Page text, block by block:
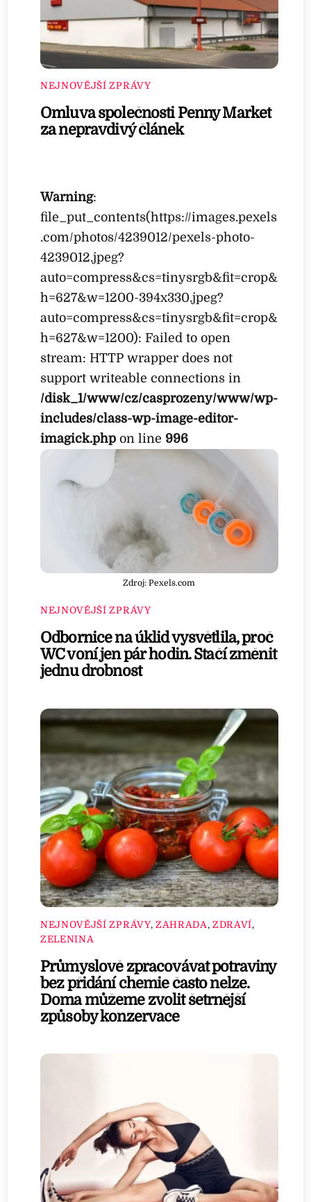
NEJNOVĚJŠÍ ZPRÁVY
Omluva společnosti Penny Market
za nepravdivý článek
Warning:
file_put_contents(https://images.pexels
.com/photos/4239012/pexels-photo-
4239012.jpeg?
auto=compress&cs=tinysrgb&fit=crop&
h=627&w=1200-394x330.jpeg?
auto=compress&cs=tinysrgb&fit=crop&
h=627&w=1200): Failed to open
stream: HTTP wrapper does not
support writeable connections in
/disk_1/www/cz/casprozeny/www/wp-
includes/class-wp-image-editor-
imagick.php on line 996
Zdroj: Pexels.com
NEJNOVĚJŠÍ ZPRÁVY
Odbornice na úklid vysvětlila, proč
WC voní jen pár hodin. Stačí změnit
jednu drobnost
NEJNOVĚJŠÍ ZPRÁVY, ZAHRADA , ZDRAVÍ,
ZELENINA
Průmyslově zpracovávat potraviny
bez přidání chemie často nelze.
Doma můžeme zvolit šetrnější
způsoby konzervace